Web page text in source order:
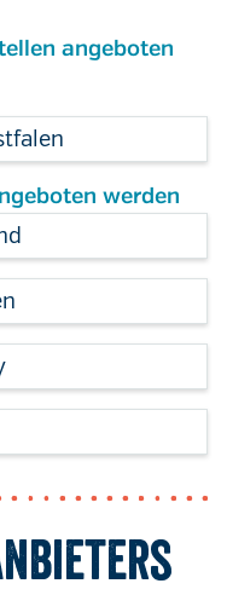
angeboten
werden